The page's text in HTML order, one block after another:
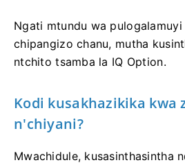
Ngati mtundu wa pulogalamuyi
chipangizo chanu, mutha
ntchito tsamba la IQ Option.
Kodi kusakhazikika kwa
n'chiyani?
Mwachidule, kusasinthasintha